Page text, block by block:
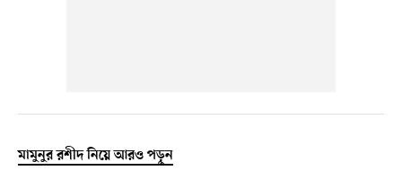
মামুনুর রশীদ নিয়ে আরও পড়ুন